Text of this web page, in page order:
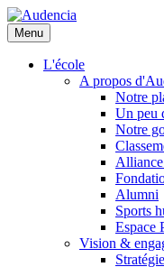
Aller
au
contenu
principal
Menu
L'école
A propos
Notre
Un peu
Notre
Alumni
Sports
Espace
Vision &